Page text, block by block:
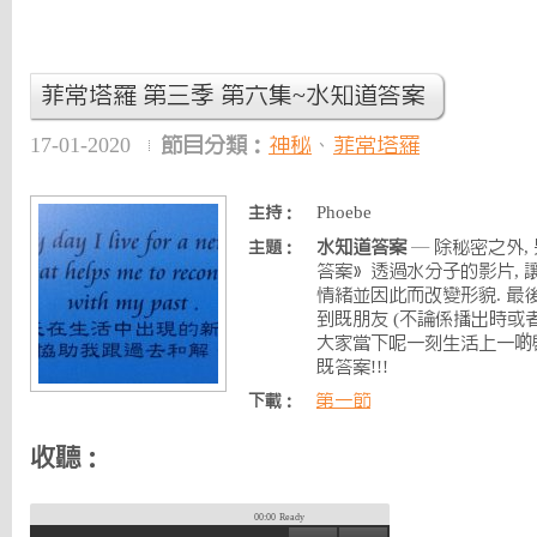
菲常塔羅 第三季 第六集~水知道答案
17-01-2020 節目分類： 神秘 、 菲常塔羅
主持： Phoebe
主題： 水知道答案— 除秘密之外,
答案》透過水分子的影片,
情緒並因此而改變形貌. 最
到既朋友 (不論係播出時或
大家當下呢一刻生活上一
既答案!!!
下載： 第一節
收聽：
00:00 Ready